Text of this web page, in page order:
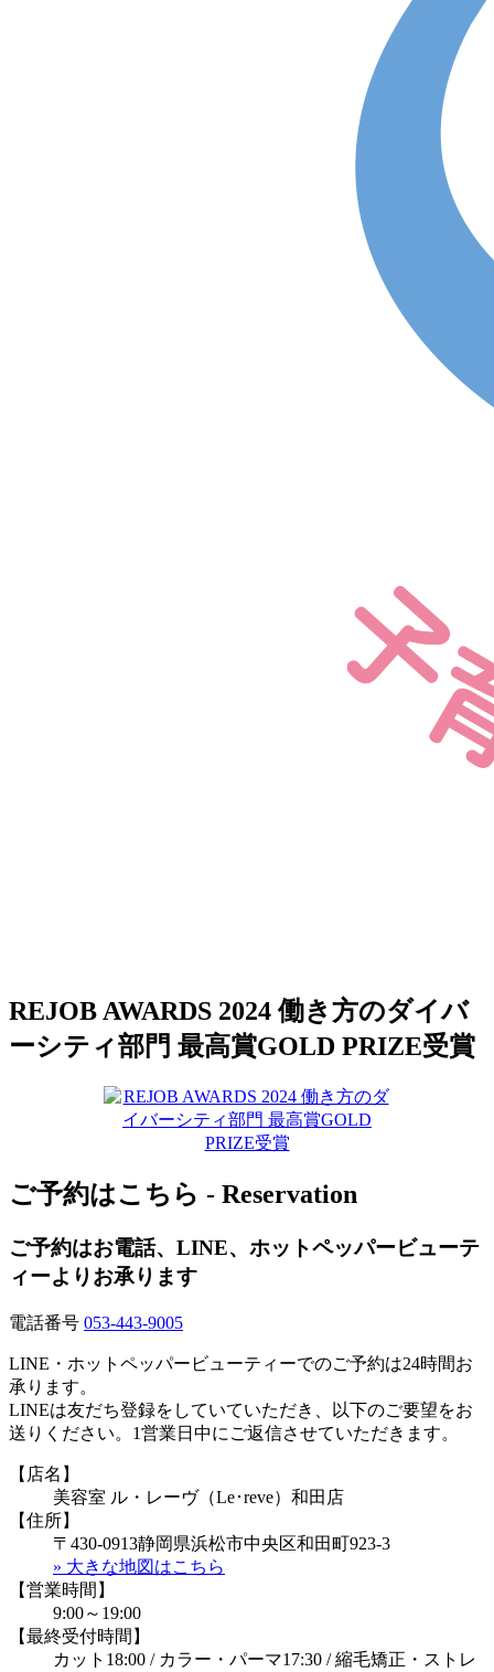
REJOB AWARDS 2024 働き方のダイバ
ーシティ部門 最高賞GOLD PRIZE受賞
ご予約はこちら - Reservation
ご予約はお電話、LINE、ホットペッパービューテ
ィーよりお承ります
電話番号 053-443-9005
LINE・ホットペッパービューティーでのご予約は24時間お
承ります。
LINEは友だち登録をしていていただき、以下のご要望をお
送りください。1営業日中にご返信させていただきます。
【店名】
美容室 ル・レーヴ（Le･reve）和田店
【住所】
〒430-0913静岡県浜松市中央区和田町923-3
» 大きな地図はこちら
【営業時間】
9:00～19:00
【最終受付時間】
カット18:00 / カラー・パーマ17:30 / 縮毛矯正・ストレ